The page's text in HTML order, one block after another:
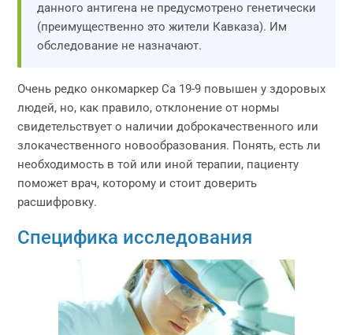
данного антигена не предусмотрено генетически
(преимущественно это жители Кавказа). Им
обследование не назначают.
Очень редко онкомаркер Са 19-9 повышен у здоровых
людей, но, как правило, отклонение от нормы
свидетельствует о наличии доброкачественного или
злокачественного новообразования. Понять, есть ли
необходимость в той или иной терапии, пациенту
поможет врач, которому и стоит доверить
расшифровку.
Специфика исследования